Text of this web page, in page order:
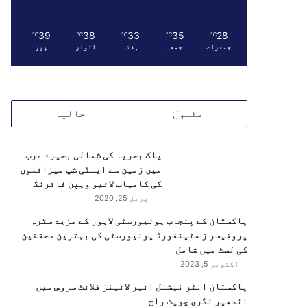
28
℃
جمعرات
35
℃
جمعہ
33
℃
ہفتہ
38
℃
اتوار
39
℃
پیر
مقبول حالیہ
پاک بحریہ کی شمالی بحیرۂ عرب
میں زمین سے اینٹی شپ میزائلوں
کی کامیاب لائیو ویپن فائرنگ
اپریل 25, 2020
پاکستان کے پنجاب یونیورسٹی لاہور کے مزید سترہ
پروفیسر ز سٹینفورڈ یونیورسٹی کی بہترین محققین
کی لسٹ میں شامل
اکتوبر 5, 2023
پاکستان انٹر نیشنل ائیر لائینز فلائٹ سروس میں
اندھیر نگری چوپٹ راج